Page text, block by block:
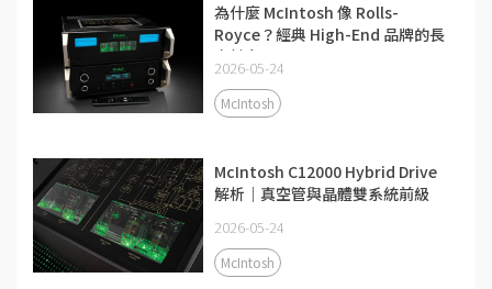
為什麼 McIntosh 像 Rolls-
Royce？經典 High-End 品牌的長
青魅力
2026-05-24
McIntosh
McIntosh C12000 Hybrid Drive
解析｜真空管與晶體雙系統前級
2026-05-24
McIntosh